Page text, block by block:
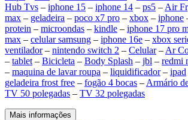
Hub Tvs – iphone 15 – iphone 14 – ps5 – Air
max – geladeira – poco x7 pro – xbox – iphone
protein – microondas – kindle – iphone 17 pro
max – celular samsung – iphone 16e – xbox
ventilador– nintendo switch 2 – Celular– Ar
– tablet – Bicicleta – Body Splash – jbl – redmi
– maquina de lavar roupa – liquidificador– ipad
geladeira frost free – fogão 4 bocas – Armário
TV 50 polegadas – TV 32 polegadas
Mais informações